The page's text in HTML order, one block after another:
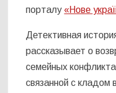
порталу «Нове
Детективная
рассказывает о
семейных
связанной с кладом